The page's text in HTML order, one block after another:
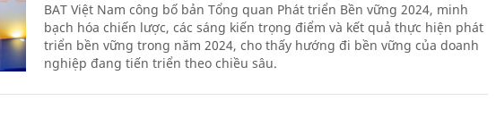
BAT Việt Nam công bố bản Tổng quan Phát triển Bền vững 2024, minh
bạch hóa chiến lược, các sáng kiến trọng điểm và kết quả thực hiện phát
triển bền vững trong năm 2024, cho thấy hướng đi bền vững của doanh
nghiệp đang tiến triển theo chiều sâu.